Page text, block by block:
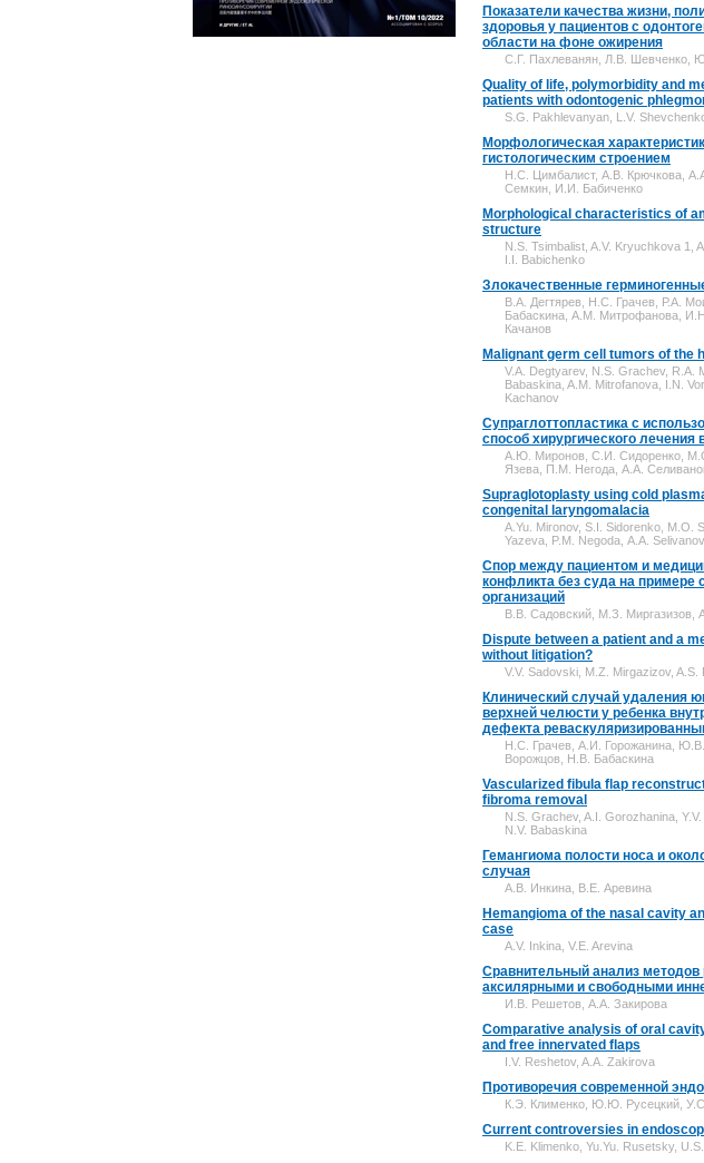
Показатели качества жизни,
здоровья у пациентов с
области на фоне ожирения
С.Г. Пахлеванян, Л.В. Шевченко,
Quality of life, polymorbidity and
patients with odontogenic
S.G. Pakhlevanyan, L.V.
Морфологическая
гистологическим строением
Н.С. Цимбалист, А.В. Крючкова,
Семкин, И.И. Бабиченко
Morphological characteristics of
structure
N.S. Tsimbalist, A.V. Kryuchkova 1,
I.I. Babichenko
Злокачественные
В.А. Дегтярев, Н.С. Грачев, Р.А.
Бабаскина, А.М. Митрофанова,
Качанов
Malignant germ cell tumors of the
V.A. Degtyarev, N.S. Grachev, R.A.
Babaskina, A.M. Mitrofanova, I.N.
Kachanov
Супраглоттопластика с
способ хирургического
А.Ю. Миронов, С.И. Сидоренко,
Язева, П.М. Негода, А.А.
Supraglotoplasty using cold
congenital laryngomalacia
A.Yu. Mironov, S.I. Sidorenko, M.O.
Yazeva, P.M. Negoda, А.А.
Спор между пациентом и
конфликта без суда на примере
организаций
В.В. Садовский, М.З. Миргазизов,
Dispute between a patient and a
without litigation?
V.V. Sadovski, M.Z. Mirgazizov,
Клинический случай
верхней челюсти у ребенка
дефекта
Н.С. Грачев, А.И. Горожанина,
Ворожцов, Н.В. Бабаскина
Vascularized fibula flap
fibroma removal
N.S. Grachev, A.I. Gorozhanina,
N.V. Babaskina
Гемангиома полости носа и
случая
А.В. Инкина, В.Е. Аревина
Hemangioma of the nasal cavity
case
A.V. Inkina, V.E. Arevina
Сравнительный анализ методов
аксилярными и свободными
И.В. Решетов, А.А. Закирова
Comparative analysis of oral
and free innervated flaps
I.V. Reshetov, A.A. Zakirova
Противоречия современной
К.Э. Клименко, Ю.Ю. Русецкий,
Current controversies in
K.E. Klimenko, Yu.Yu. Rusetsky,